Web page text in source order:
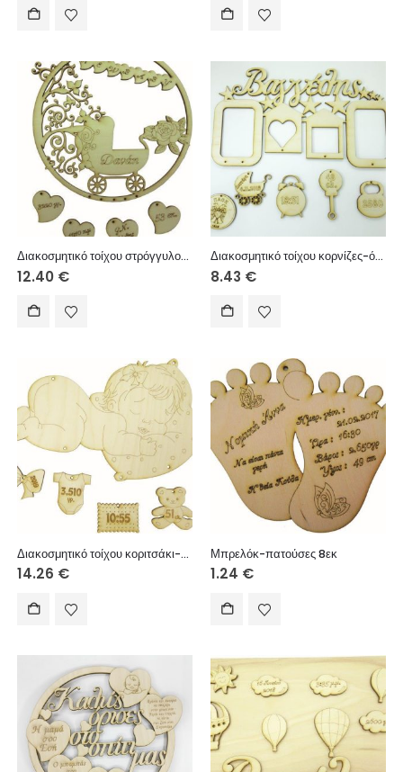
Διακοσμητικό τοίχου στρόγγυλο-καρότσι + 4 στοιχεία 25cm
12.40 €
Διακοσμητικό τοίχου κορνίζες-όνομα 20cm
8.43 €
Διακοσμητικό τοίχου κοριτσάκι-μαξιλάρι 30cm
14.26 €
Μπρελόκ-πατούσες 8εκ
1.24 €